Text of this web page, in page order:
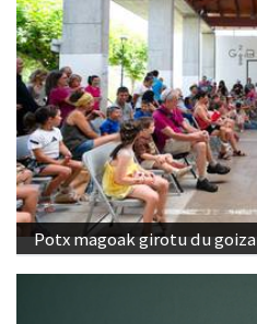
Potx magoak girotu du goiza